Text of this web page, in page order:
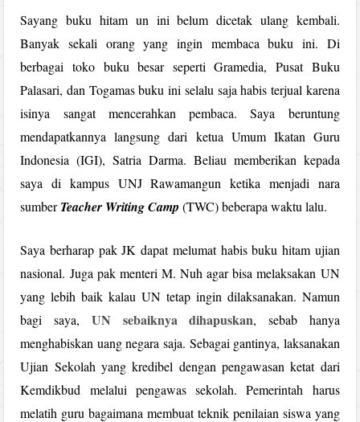
Sayang buku hitam un ini belum dicetak ulang kembali.
Banyak sekali orang yang ingin membaca buku ini. Di
berbagai toko buku besar seperti Gramedia, Pusat Buku
Palasari, dan Togamas buku ini selalu saja habis terjual karena
isinya sangat mencerahkan pembaca. Saya beruntung
mendapatkannya langsung dari ketua Umum Ikatan Guru
Indonesia (IGI), Satria Darma. Beliau memberikan kepada
saya di kampus UNJ Rawamangun ketika menjadi nara
sumberTeacher Writing Camp(TWC) beberapa waktu lalu.
Saya berharap pak JK dapat melumat habis buku hitam ujian
nasional. Juga pak menteri M. Nuh agar bisa melaksakan UN
yang lebih baik kalau UN tetap ingin dilaksanakan. Namun
bagi saya, UN sebaiknya dihapuskan, sebab hanya
menghabiskan uang negara saja. Sebagai gantinya, laksanakan
Ujian Sekolah yang kredibel dengan pengawasan ketat dari
Kemdikbud melalui pengawas sekolah. Pemerintah harus
melatih guru bagaimana membuat teknik penilaian siswa yang